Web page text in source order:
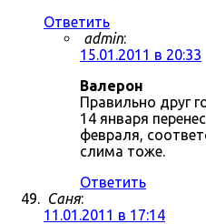
Ответить
admin:
15.01.2011 в 20:33
Валерон
Правильно друг
14 января
февраля,
слима тоже.
Ответить
Саня:
11.01.2011 в 17:14